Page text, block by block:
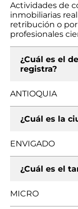
Actividades de
inmobiliarias
retribución o
profesionales
¿Cuál es el
registra?
ANTIOQUIA
¿Cuál es la
ENVIGADO
¿Cuál es el
MICRO